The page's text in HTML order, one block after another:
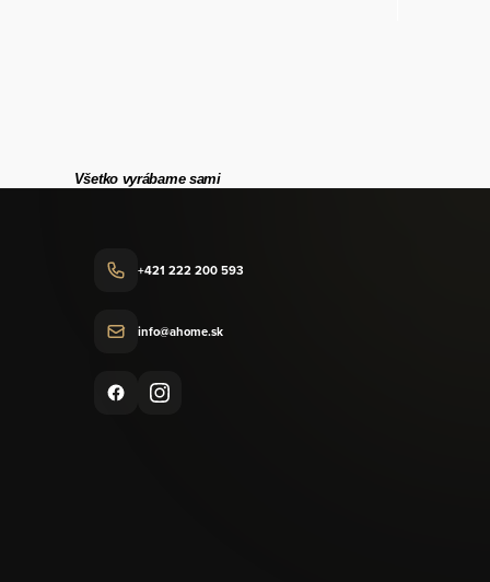
Všetko vyrábame sami
+421 222 200 593
info@ahome.sk